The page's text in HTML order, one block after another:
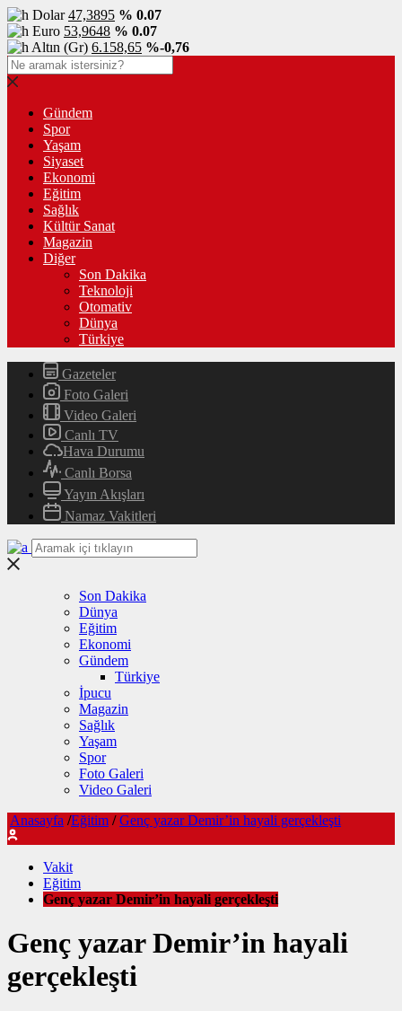
Dolar47,3895 % 0.07
Euro 53,9648 % 0.07
Altın (Gr) 6.158,65 %-0,76
Gündem
Spor
Yaşam
Siyaset
Ekonomi
Eğitim
Sağlık
Kültür Sanat
Magazin
Diğer
Son Dakika
Teknoloji
Otomativ
Dünya
Türkiye
Gazeteler
Foto Galeri
Video Galeri
Canlı TV
Hava Durumu
Canlı Borsa
Yayın Akışları
Namaz Vakitleri
Son Dakika
Dünya
Eğitim
Ekonomi
Gündem
Türkiye
İpucu
Magazin
Sağlık
Yaşam
Spor
Foto Galeri
Video Galeri
Anasayfa /Eğitim / Genç yazar Demir’in hayali gerçekleşti
Vakit
Eğitim
Genç yazar Demir’in hayali gerçekleşti
Genç yazar Demir’in hayali
gerçekleşti